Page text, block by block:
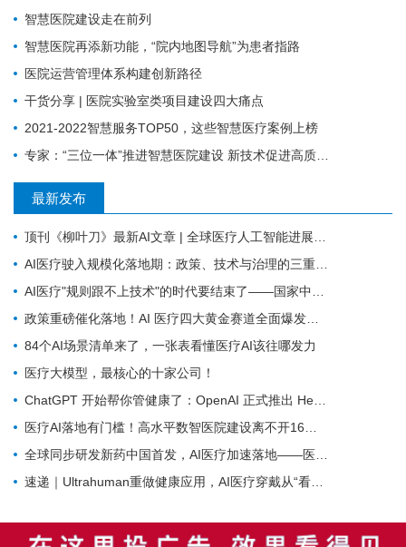
智慧医院建设走在前列
智慧医院再添新功能，“院内地图导航”为患者指路
医院运营管理体系构建创新路径
干货分享 | 医院实验室类项目建设四大痛点
2021-2022智慧服务TOP50，这些智慧医疗案例上榜
专家：“三位一体”推进智慧医院建设 新技术促进高质量发展
最新发布
顶刊《柳叶刀》最新AI文章 | 全球医疗人工智能进展：应对医护人力危机的战略必需
AI医疗驶入规模化落地期：政策、技术与治理的三重协奏
AI医疗"规则跟不上技术"的时代要结束了——国家中试基地首次把治理摆上台面
政策重磅催化落地！AI 医疗四大黄金赛道全面爆发，产业兑现周期开启
84个AI场景清单来了，一张表看懂医疗AI该往哪发力
医疗大模型，最核心的十家公司！
ChatGPT 开始帮你管健康了：OpenAI 正式推出 Health 功能，AI 进入医疗意味着什么？
医疗AI落地有门槛！高水平数智医院建设离不开16个能力（附自查表）
全球同步研发新药中国首发，AI医疗加速落地——医疗前沿资讯速览
速递｜Ultrahuman重做健康应用，AI医疗穿戴从“看数据”转向“给行动”